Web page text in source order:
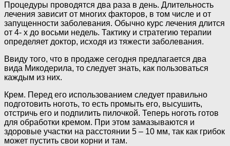
Процедуры проводятся два раза в день. Длительность
лечения зависит от многих факторов, в том числе и от
запущенности заболевания. Обычно курс лечения длится
от 4- х до восьми недель. Тактику и стратегию терапии
определяет доктор, исходя из тяжести заболевания.
Ввиду того, что в продаже сегодня предлагается два
вида Микодерила, то следует знать, как пользоваться
каждым из них.
Крем. Перед его использованием следует правильно
подготовить ноготь, то есть промыть его, высушить,
отстричь его и подпилить пилочкой. Теперь ноготь готов
для обработки кремом. При этом замазываются и
здоровые участки на расстоянии 5 – 10 мм, так как грибок
может пустить свои корни и там.